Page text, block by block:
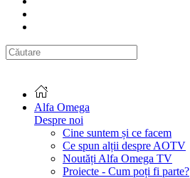
Alfa Omega
Despre noi
Cine suntem și ce facem
Ce spun alții despre AOTV
Noutăți Alfa Omega TV
Proiecte - Cum poți fi parte?